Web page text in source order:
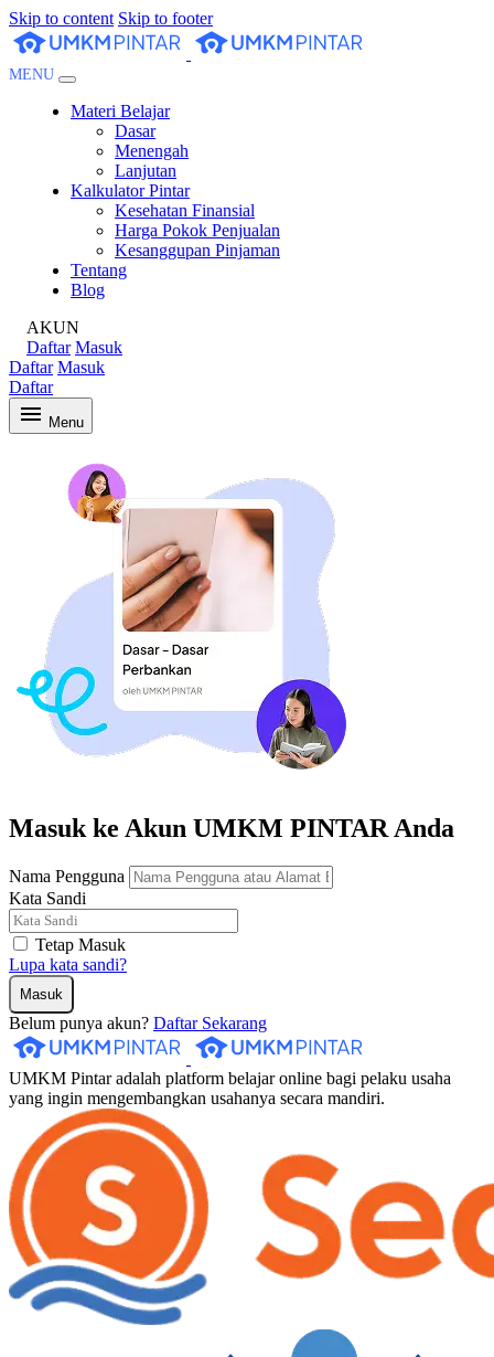
Skip to content Skip to footer
MENU
Materi Belajar
Dasar
Menengah
Lanjutan
Kalkulator Pintar
Kesehatan Finansial
Harga Pokok Penjualan
Kesanggupan Pinjaman
Tentang
Blog
AKUN
Daftar Masuk
Daftar Masuk
Daftar
Menu
Masuk ke Akun UMKM PINTAR Anda
Nama Pengguna
Kata Sandi
Tetap Masuk
Lupa kata sandi?
Masuk
Belum punya akun? Daftar Sekarang
UMKM Pintar adalah platform belajar online bagi pelaku usaha
yang ingin mengembangkan usahanya secara mandiri.